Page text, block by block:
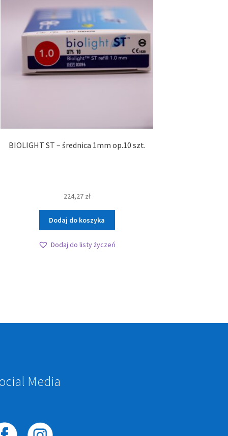
BIOLIGHT ST – średnica 1mm op.10 szt.
224,27 zł
Dodaj do koszyka
Dodaj do listy życzeń
Media